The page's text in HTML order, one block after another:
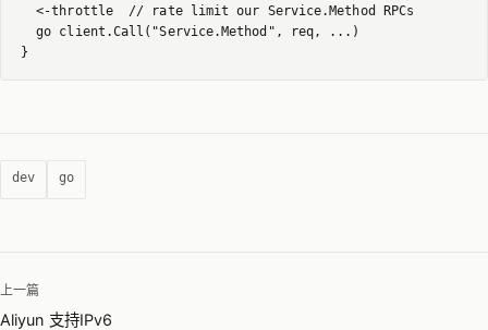
  <-throttle  // rate limit our Service.Method RPCs
  go client.Call("Service.Method", req, ...)
dev go
上一篇
Aliyun 支持IPv6